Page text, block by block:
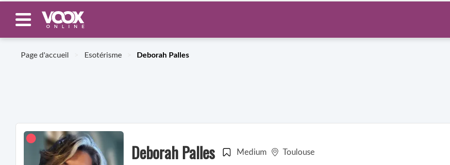
Page d'accueil Esotérisme Deborah Palles
Deborah Palles Medium Toulouse